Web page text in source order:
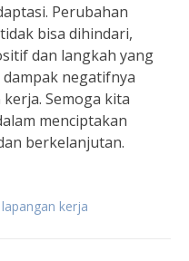
Perubahan
bisa dihindari,
dan langkah yang
negatifnya
Semoga kita
menciptakan
berkelanjutan.
kerja